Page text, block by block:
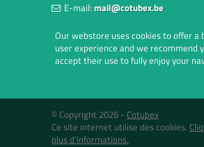
E-mail: mail@cotubex.be
Our webstore uses cookies to offer a
user experience and we recommend
accept their use to fully enjoy your
© Copyright 2026 - Cotubex
Ce site internet utilise des cookies.
plus d'informations.